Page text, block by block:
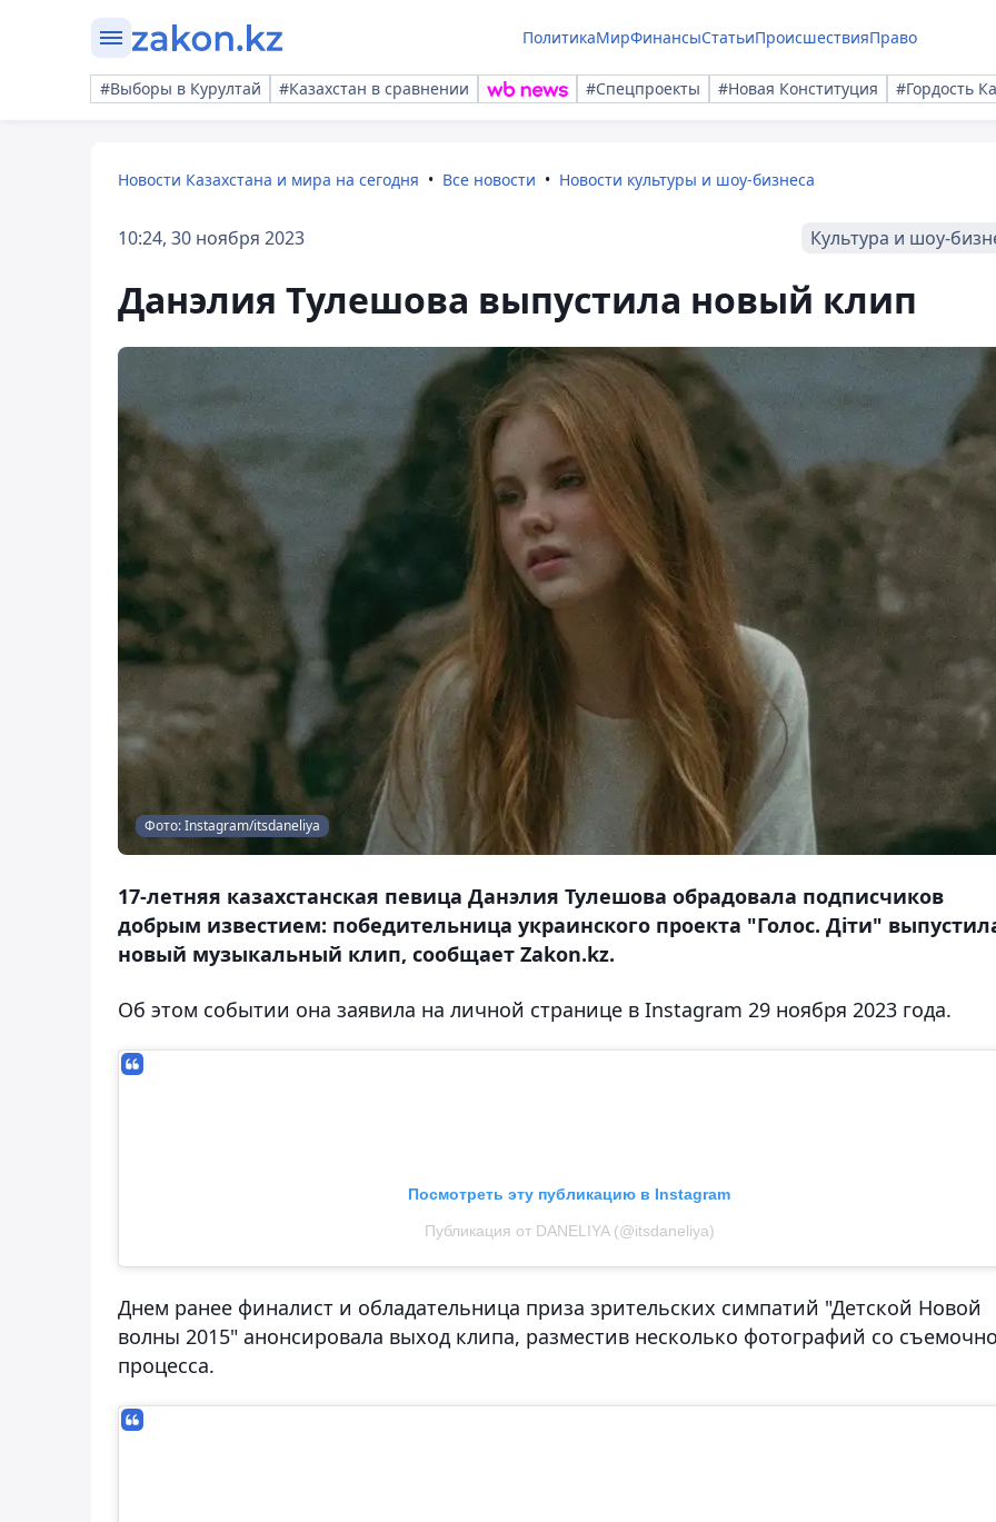
ПолитикаМирФинансыСтатьиПроисшествияПраво
#Выборы в Курултай #Казахстан в сравнении #Спецпроекты #Новая Конституция #Гордость
Новости Казахстана и мира на сегодня Все новости Новости культуры и шоу-бизнеса
10:24, 30 ноября 2023 Культура и шоу-
Данэлия Тулешова выпустила новый клип
Фото: Instagram/itsdaneliya
17-летняя казахстанская певица Данэлия Тулешова обрадовала подписчиков
добрым известием: победительница украинского проекта "Голос. Дiти"
новый музыкальный клип, сообщает Zakon.kz.
Об этом событии она заявила на личной странице в Instagram 29 ноября 2023 года.
Посмотреть эту публикацию в Instagram
Публикация от DANELIYA (@itsdaneliya)
Днем ранее финалист и обладательница приза зрительских симпатий "Детской Новой
волны 2015" анонсировала выход клипа, разместив несколько фотографий со
процесса.